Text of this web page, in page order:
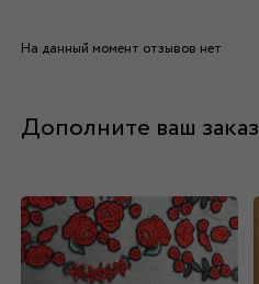
На данный момент отзывов нет
Дополните ваш заказ